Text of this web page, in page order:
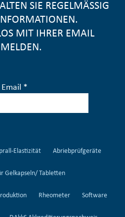
SIE REGELMÄSSIG A
MIT IHRER EMAIL
Email *
Elastizität Abriebprüfgeräte
Gelkapseln/ Tabletten
Rheometer Software